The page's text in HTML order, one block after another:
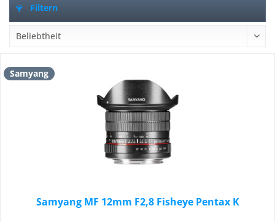
Filtern
Samyang
Samyang MF 12mm F2,8 Fisheye Pentax K